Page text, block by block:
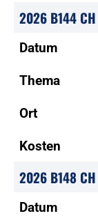
2026 B144 CH
Datum
Thema
Ort
Kosten
2026 B148 CH
Datum